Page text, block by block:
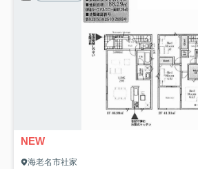
NEW
海老名市社家